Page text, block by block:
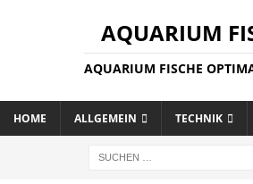
AQUARIUM
AQUARIUM FISCHE
HOME ALLGEMEIN TECHNIK